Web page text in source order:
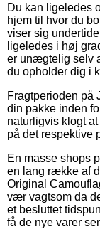
Du kan ligeledes
hjem til hvor du
viser sig
ligeledes i høj
er unægtelig selv
du opholder dig i
Fragtperioden på
din pakke inden
naturligvis klogt
på det respektive
En masse shops
en lang række af
Original
vær vagtsom da
et besluttet
få de nye varer